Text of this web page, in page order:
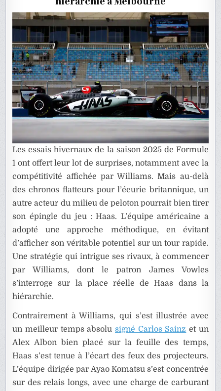
GRILLE
Les essais hivernaux de la saison 2025 de Formule
1 ont offert leur lot de surprises, notamment avec la
compétitivité affichée par Williams. Mais au-delà
des chronos flatteurs pour l’écurie britannique, un
autre acteur du milieu de peloton pourrait bien tirer
son épingle du jeu : Haas. L’équipe américaine a
adopté une approche méthodique, en évitant
d’afficher son véritable potentiel sur un tour rapide.
Une stratégie qui intrigue ses rivaux, à commencer
par Williams, dont le patron James Vowles
s’interroge sur la place réelle de Haas dans la
hiérarchie.
Contrairement à Williams, qui s’est illustrée avec
un meilleur temps absolu signé Carlos Sainz et un
Alex Albon bien placé sur la feuille des temps,
Haas s’est tenue à l’écart des feux des projecteurs.
L’équipe dirigée par Ayao Komatsu s’est concentrée
sur des relais longs, avec une charge de carburant